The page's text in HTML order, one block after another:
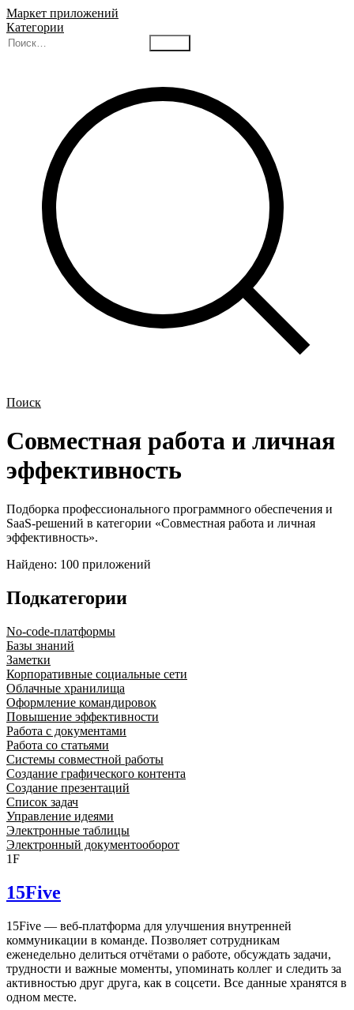
Маркет приложений
Категории
Поиск
Совместная работа и личная
эффективность
Подборка профессионального программного обеспечения и
SaaS-решений в категории «Совместная работа и личная
эффективность».
Найдено: 100 приложений
Подкатегории
No-code-платформы
Базы знаний
Заметки
Корпоративные социальные сети
Облачные хранилища
Оформление командировок
Повышение эффективности
Работа с документами
Работа со статьями
Системы совместной работы
Создание графического контента
Создание презентаций
Список задач
Управление идеями
Электронные таблицы
Электронный документооборот
1F
15Five
15Five — веб-платформа для улучшения внутренней
коммуникации в команде. Позволяет сотрудникам
еженедельно делиться отчётами о работе, обсуждать задачи,
трудности и важные моменты, упоминать коллег и следить за
активностью друг друга, как в соцсети. Все данные хранятся в
одном месте.